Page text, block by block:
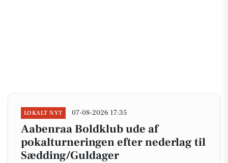
LOKALT NYT 07-08-2026 17:35
Aabenraa Boldklub ude af
pokalturneringen efter nederlag til
Sædding/Guldager